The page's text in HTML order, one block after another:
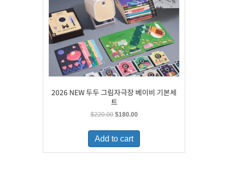
2026 NEW 두두 그림자극장 베이비 기본세
트
$220.00 Original
was:
$220.00.
$180.00Current
is:
Add to cart